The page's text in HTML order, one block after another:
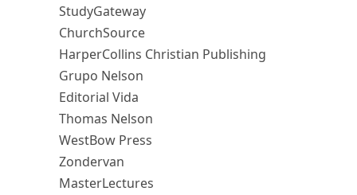
StudyGateway
ChurchSource
HarperCollins Christian Publishing
Grupo Nelson
Editorial Vida
Thomas Nelson
WestBow Press
Zondervan
MasterLectures